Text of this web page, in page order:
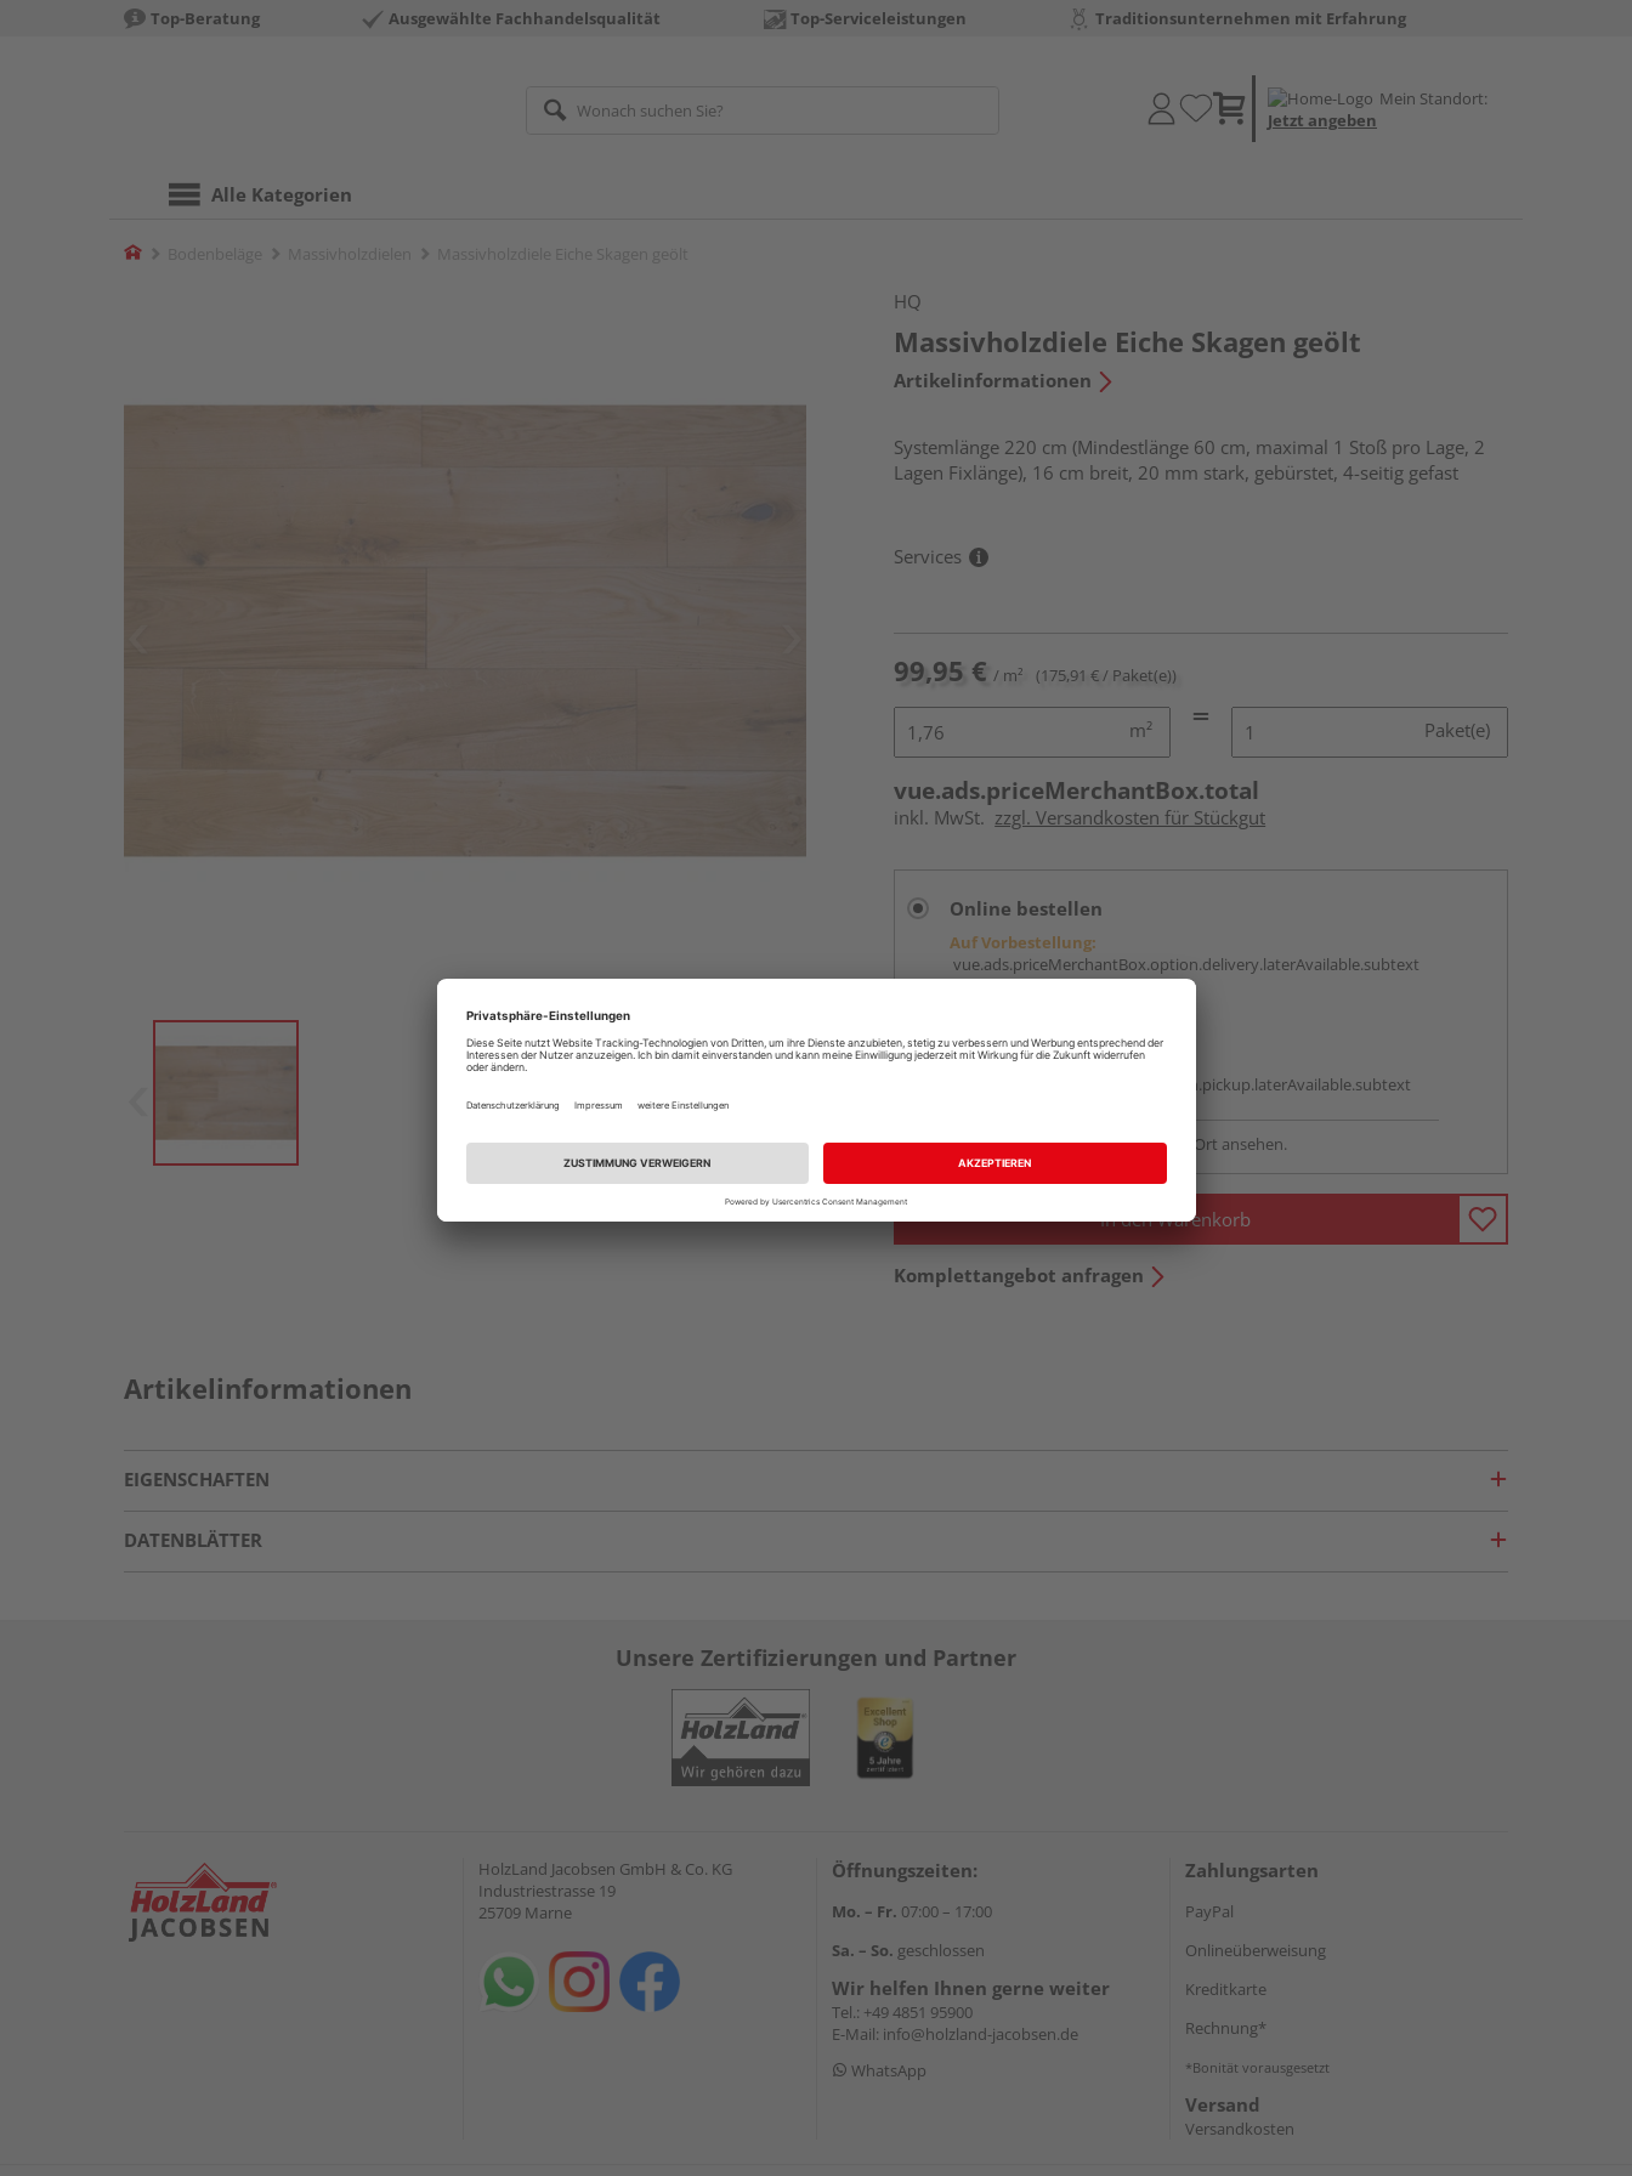
Top-Beratung Ausgewählte Fachhandelsqualität Top-Serviceleistungen Traditionsunternehmen mit Erfahrung
Mein Standort:
Jetzt angeben
Alle Kategorien
Home
HQ
Massivholzdiele Eiche Skagen geölt
Artikelinformationen
Systemlänge 220 cm (Mindestlänge 60 cm, maximal 1 Stoß pro Lage, 2
Lagen Fixlänge), 16 cm breit, 20 mm stark, gebürstet, 4-seitig gefast
Services
99,95 € / m² (175,91 € / Paket(e))
m² Paket(e)
vue.ads.priceMerchantBox.total
inkl. MwSt. zzgl. Versandkosten für Stückgut
Online bestellen
Auf Vorbestellung:
vue.ads.priceMerchantBox.option.delivery.laterAvailable.subtext
Auf Vorbestellung:
vue.ads.priceMerchantBox.option.pickup.laterAvailable.subtext
Verfügbar in der Ausstellung - vor Ort ansehen.
In den Warenkorb
Komplettangebot anfragen
Artikelinformationen
EIGENSCHAFTEN
DATENBLÄTTER
Unsere Zertifizierungen und Partner
HolzLand Jacobsen GmbH & Co. KG
Industriestrasse 19
25709 Marne
Öffnungszeiten:
Mo. – Fr. 07:00 – 17:00
Sa. – So. geschlossen
Wir helfen Ihnen gerne weiter
Tel.: +49 4851 95900
E-Mail: info@holzland-jacobsen.de
WhatsApp
Zahlungsarten
PayPal
Onlineüberweisung
Kreditkarte
Rechnung*
*Bonität vorausgesetzt
Versand
Versandkosten